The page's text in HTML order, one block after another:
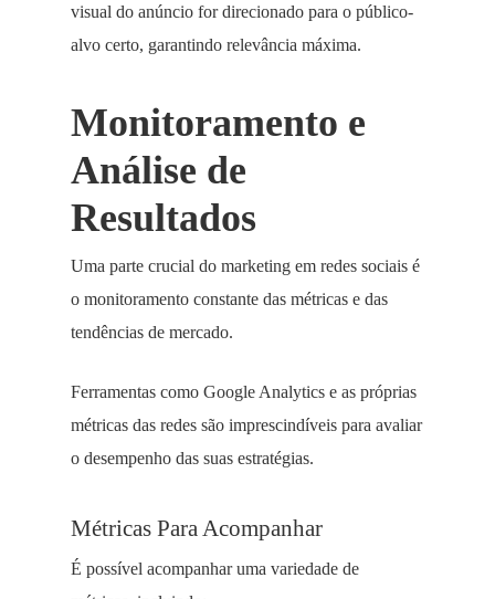
visual do anúncio for direcionado para o público-
alvo certo, garantindo relevância máxima.
Monitoramento e
Análise de
Resultados
Uma parte crucial do marketing em redes sociais é
o monitoramento constante das métricas e das
tendências de mercado.
Ferramentas como Google Analytics e as próprias
métricas das redes são imprescindíveis para avaliar
o desempenho das suas estratégias.
Métricas Para Acompanhar
É possível acompanhar uma variedade de